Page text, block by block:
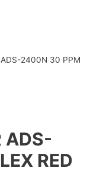
ADS-2400N 30 PPM
ADS-
RED